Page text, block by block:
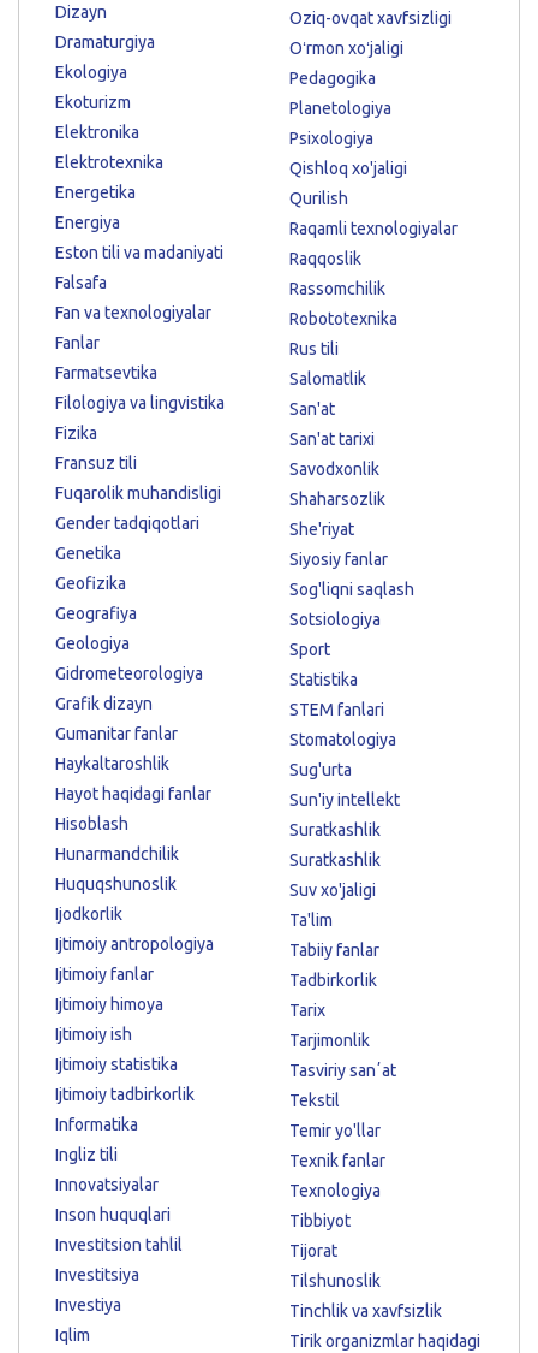
Dizayn
Dramaturgiya
Ekologiya
Ekoturizm
Elektronika
Elektrotexnika
Energetika
Energiya
Eston tili va madaniyati
Falsafa
Fan va texnologiyalar
Fanlar
Farmatsevtika
Filologiya va lingvistika
Fizika
Fransuz tili
Fuqarolik muhandisligi
Gender tadqiqotlari
Genetika
Geofizika
Geografiya
Geologiya
Gidrometeorologiya
Grafik dizayn
Gumanitar fanlar
Haykaltaroshlik
Hayot haqidagi fanlar
Hisoblash
Hunarmandchilik
Huquqshunoslik
Ijodkorlik
Ijtimoiy antropologiya
Ijtimoiy fanlar
Ijtimoiy himoya
Ijtimoiy ish
Ijtimoiy statistika
Ijtimoiy tadbirkorlik
Informatika
Ingliz tili
Innovatsiyalar
Inson huquqlari
Investitsion tahlil
Investitsiya
Investiya
Iqlim
Oziq-ovqat xavfsizligi
Oʻrmon xoʻjaligi
Pedagogika
Planetologiya
Psixologiya
Qishloq xo'jaligi
Qurilish
Raqamli texnologiyalar
Raqqoslik
Rassomchilik
Robototexnika
Rus tili
Salomatlik
San'at
San'at tarixi
Savodxonlik
Shaharsozlik
She'riyat
Siyosiy fanlar
Sog'liqni saqlash
Sotsiologiya
Sport
Statistika
STEM fanlari
Stomatologiya
Sug'urta
Sun'iy intellekt
Suratkashlik
Suratkashlik
Suv xo'jaligi
Ta'lim
Tabiiy fanlar
Tadbirkorlik
Tarix
Tarjimonlik
Tasviriy sanʼat
Tekstil
Temir yo'llar
Texnik fanlar
Texnologiya
Tibbiyot
Tijorat
Tilshunoslik
Tinchlik va xavfsizlik
Tirik organizmlar haqidagi